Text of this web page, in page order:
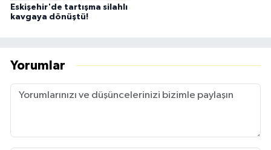
Eskişehir'de tartışma silahlı
kavgaya dönüştü!
Yorumlar